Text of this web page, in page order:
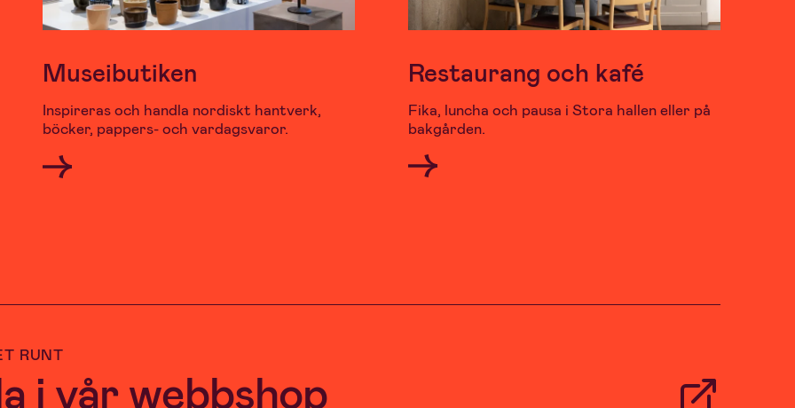
Museibutiken
Inspireras och handla nordiskt hantverk,
böcker, pappers- och vardagsvaror.
Restaurang och kafé
Fika, luncha och pausa i Stora hallen eller på
bakgården.
RUNT
i vår webbshop